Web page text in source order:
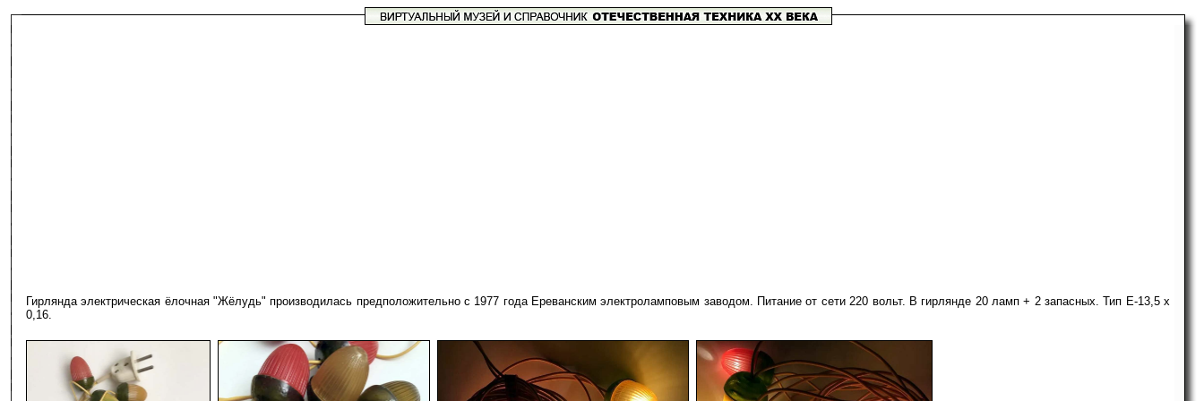
Гирлянда электрическая ёлочная "Жёлудь" производилась предположительно с 1977 года Ереванским электроламповым заводом. Питание от сети 220 вольт. В гирлянде 20 ламп + 2 запасных. Тип Е-13,5 х
0,16.